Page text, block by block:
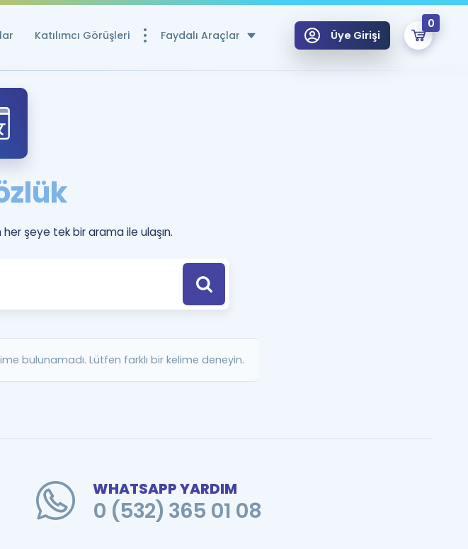
Katılımcı Görüşleri Faydalı Araçlar
Puan Hesaplama
Rehberlik Aracı
Tüm ÖSYM Sınavları Tek Takvimde
Kampanyalar
Eğitim ve Kitaplara Özel Fırsatlar
Blog
Üye Girişi
0
şeye tek bir arama ile ulaşın.
bulunamadı. Lütfen farklı bir kelime deneyin.
WHATSAPP YARDIM
0 (532) 365 01 08